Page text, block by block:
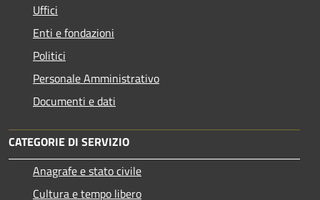
Uffici
Enti e fondazioni
Politici
Personale Amministrativo
Documenti e dati
CATEGORIE DI SERVIZIO
Anagrafe e stato civile
Cultura e tempo libero